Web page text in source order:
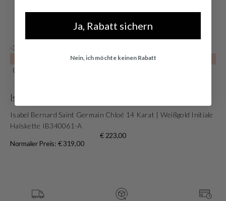
-30%
SALE10
Isabel Bernard
Isabel Bernard Saint Germain Chloé 14 Karat | Weißgold Initiale
Halskette IB340061-A
€ 223,00
Normaler Preis: € 319,00
Ja, Rabatt sichern
Nein, ich möchte keinen Rabatt